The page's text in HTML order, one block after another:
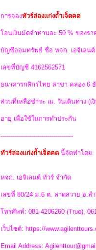
การจองทัวร์ล่องเเก่งถ้ำเจ็ดคด
โอนเงินมัดจำท่านละ 50 % ของร
บัญชีออมทรัพย์ ชื่อ หจก. เอจิเลนต์
เลขที่บัญชี 4162562571
ธนาคารกสิกรไทย สาขา คลอง 6
ส่วนที่เหลือชำระ ณ. วันเดินทาง (
อายุ เพื่อใช้ในการทำประกัน
-------------------------------------
ทัวร์ล่องเเก่งถ้ำเจ็ดคด นี้จัดทำโดย:
หจก. เอจิเลนต์ ทัวร์ จำกัด
เลขที่ 80/24 ม.6 ต. ลาดสวาย อ.ล
โทรศัพท์: 081-4206260 (True),
เว็บไซต์: https://
Email Address: